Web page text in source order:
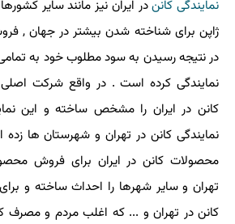
نمایندگی کانندر ایران نیز مانند سایر
ژاپن برای شناخته شدن بیشتر در جهان ,
در نتیجه رسیدن به سود مطلوب خود به
نمایندگی کرده است . در واقع شرکت اصلی
کانن در ایران را مشخص ساخته و این
نمایندگی کانن در تهران و شهرستان ها
محصولات کانن در ایران برای فروش
تهران و سایر شهرها را احداث ساخته و
کانن در تهران و ... که اغلب مردم و مصرف